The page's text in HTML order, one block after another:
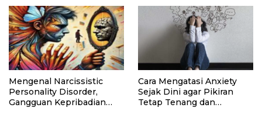
Mengenal Narcissistic
Personality Disorder,
Gangguan Kepribadian
Cara Mengatasi Anxiety
Sejak Dini agar Pikiran
Tetap Tenang dan